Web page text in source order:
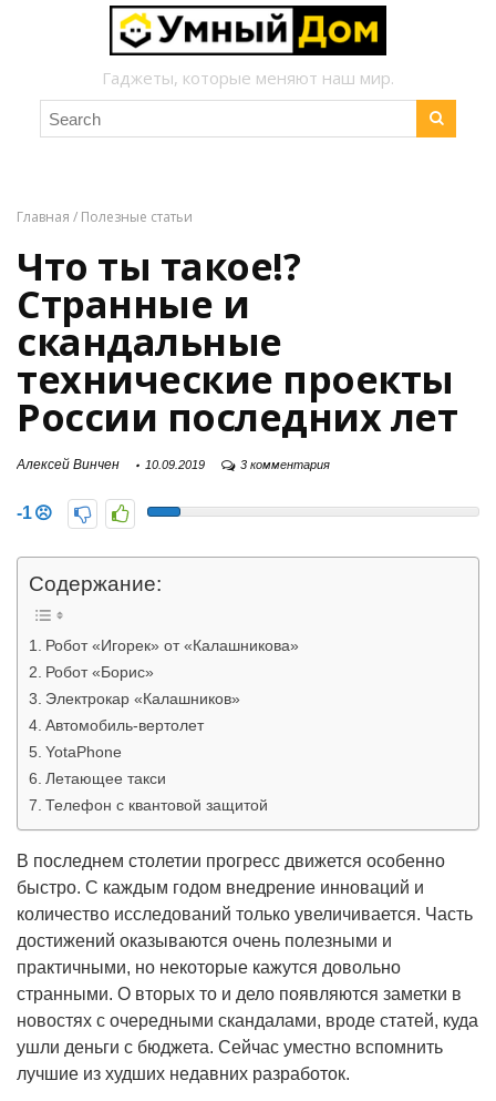
Гаджеты, которые меняют наш мир.
Главная / Полезные статьи
Что ты такое!?
Странные и
скандальные
технические проекты
России последних лет
Алексей Винчен 10.09.2019 3 комментария
-1
Содержание:
Робот «Игорек» от «Калашникова»
Робот «Борис»
Электрокар «Калашников»
Автомобиль-вертолет
YotaPhone
Летающее такси
Телефон с квантовой защитой
В последнем столетии прогресс движется особенно
быстро. С каждым годом внедрение инноваций и
количество исследований только увеличивается. Часть
достижений оказываются очень полезными и
практичными, но некоторые кажутся довольно
странными. О вторых то и дело появляются заметки в
новостях с очередными скандалами, вроде статей, куда
ушли деньги с бюджета. Сейчас уместно вспомнить
лучшие из худших недавних разработок.